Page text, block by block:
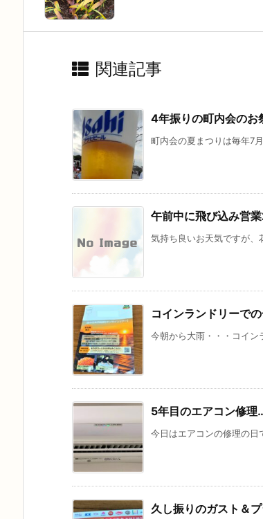
関連記事
4年振りの町内会のお
町内会の夏まつりは毎年7
午前中に飛び込み営
気持ち良いお天気ですが
コインランドリーで
今朝から大雨・・・コイ
5年目のエアコン修理
今日はエアコンの修理の
久し振りのガスト＆